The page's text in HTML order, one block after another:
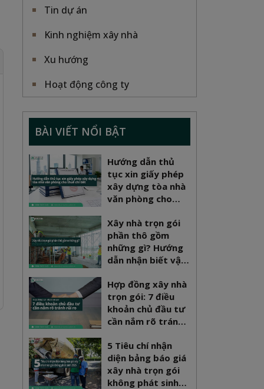
Tin dự án
Kinh nghiệm xây nhà
Xu hướng
Hoạt động công ty
BÀI VIẾT NỔI BẬT
Hướng dẫn thủ
tục xin giấy phép
xây dựng tòa nhà
văn phòng cho
Xây nhà trọn gói
phần thô gồm
những gì? Hướng
dẫn nhận biết vật
Hợp đồng xây nhà
trọn gói: 7 điều
khoản chủ đầu tư
cần nắm rõ tránh
5 Tiêu chí nhận
diện bảng báo giá
xây nhà trọn gói
không phát sinh